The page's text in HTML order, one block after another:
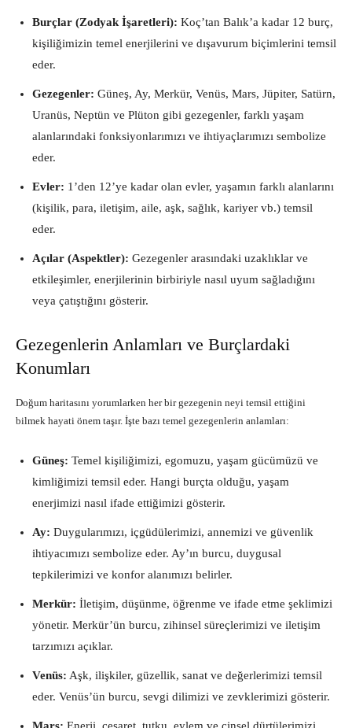
Burçlar (Zodyak İşaretleri): Koç’tan Balık’a kadar 12 burç,
kişiliğimizin temel enerjilerini ve dışavurum biçimlerini temsil
eder.
Gezegenler: Güneş, Ay, Merkür, Venüs, Mars, Jüpiter, Satürn,
Uranüs, Neptün ve Plüton gibi gezegenler, farklı yaşam
alanlarındaki fonksiyonlarımızı ve ihtiyaçlarımızı sembolize
eder.
Evler: 1’den 12’ye kadar olan evler, yaşamın farklı alanlarını
(kişilik, para, iletişim, aile, aşk, sağlık, kariyer vb.) temsil
eder.
Açılar (Aspektler): Gezegenler arasındaki uzaklıklar ve
etkileşimler, enerjilerinin birbiriyle nasıl uyum sağladığını
veya çatıştığını gösterir.
Gezegenlerin Anlamları ve Burçlardaki
Konumları
Doğum haritasını yorumlarken her bir gezegenin neyi temsil ettiğini
bilmek hayati önem taşır. İşte bazı temel gezegenlerin anlamları:
Güneş: Temel kişiliğimizi, egomuzu, yaşam gücümüzü ve
kimliğimizi temsil eder. Hangi burçta olduğu, yaşam
enerjimizi nasıl ifade ettiğimizi gösterir.
Ay: Duygularımızı, içgüdülerimizi, annemizi ve güvenlik
ihtiyacımızı sembolize eder. Ay’ın burcu, duygusal
tepkilerimizi ve konfor alanımızı belirler.
Merkür: İletişim, düşünme, öğrenme ve ifade etme şeklimizi
yönetir. Merkür’ün burcu, zihinsel süreçlerimizi ve iletişim
tarzımızı açıklar.
Venüs: Aşk, ilişkiler, güzellik, sanat ve değerlerimizi temsil
eder. Venüs’ün burcu, sevgi dilimizi ve zevklerimizi gösterir.